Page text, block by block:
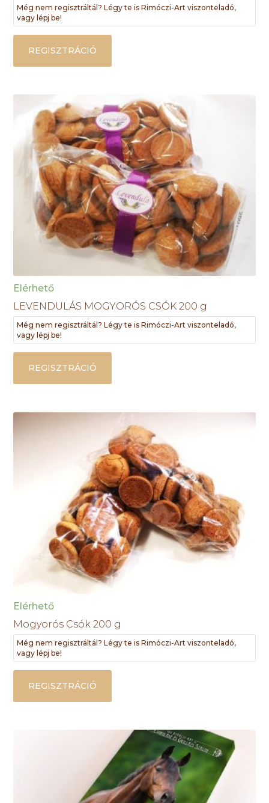
Még nem regisztráltál? Légy te is Rimóczi-Art viszonteladó,
vagy lépj be!
REGISZTRÁCIÓ
Elérhető
LEVENDULÁS MOGYORÓS CSÓK 200 g
Még nem regisztráltál? Légy te is Rimóczi-Art viszonteladó,
vagy lépj be!
REGISZTRÁCIÓ
Elérhető
Mogyorós Csók 200 g
Még nem regisztráltál? Légy te is Rimóczi-Art viszonteladó,
vagy lépj be!
REGISZTRÁCIÓ